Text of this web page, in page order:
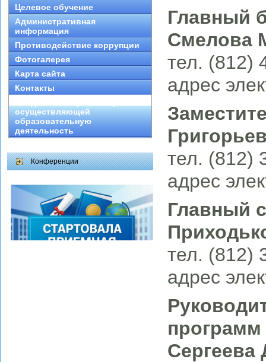
Целевое обучение
Административная
информация
Противодействие коррупции
Фотогалерея
Карта сайта
Контакты
осуществляющей
образовательную
деятельность
Конференции
Главный
Смелова
тел. (812)
адрес
тел. (812)
адрес
Главный
тел. (812)
адрес
программ
Сергеева